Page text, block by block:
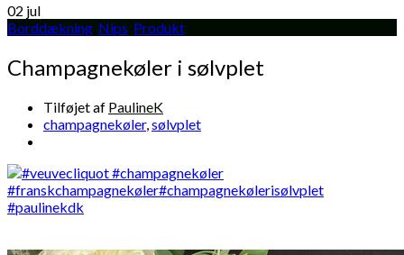
02 jul
Borddækning Nips Produkt
Champagnekøler i sølvplet
Tilføjet af PaulineK
champagnekøler, sølvplet